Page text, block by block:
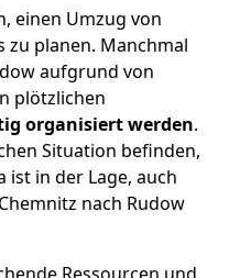
einen Umzug von
zu planen. Manchmal
aufgrund von
plötzlichen
organisiert werden.
Situation befinden,
ist in der Lage, auch
nach Rudow